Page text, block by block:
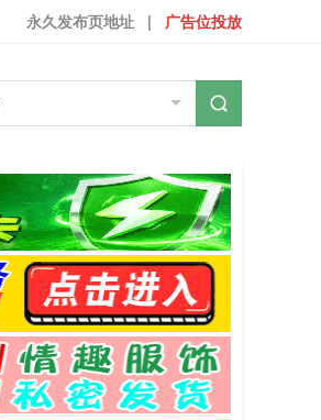
广告位投放
|
永久发布页地址